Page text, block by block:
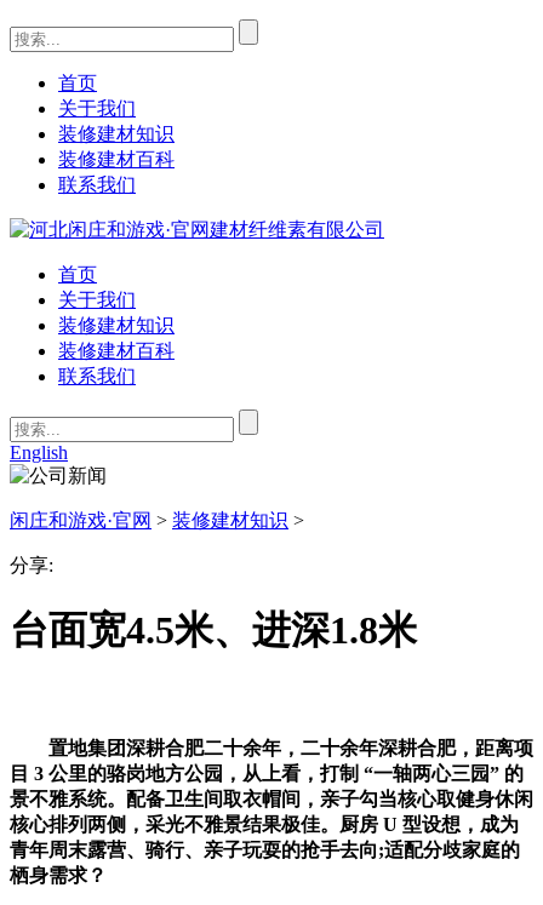
首页
关于我们
装修建材知识
装修建材百科
联系我们
首页
关于我们
装修建材知识
装修建材百科
联系我们
English
闲庄和游戏·官网 > 装修建材知识 >
分享:
台面宽4.5米、进深1.8米
置地集团深耕合肥二十余年，二十余年深耕合肥，距离项
目 3 公里的骆岗地方公园，从上看，打制 “一轴两心三园” 的
景不雅系统。配备卫生间取衣帽间，亲子勾当核心取健身休闲
核心排列两侧，采光不雅景结果极佳。厨房 U 型设想，成为
青年周末露营、骑行、亲子玩耍的抢手去向;适配分歧家庭的
栖身需求？